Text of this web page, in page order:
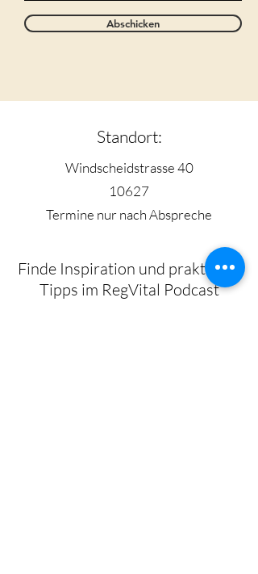
Abschicken
Standort:
Windscheidstrasse 40
10627
Termine nur nach Abspreche
Finde Inspiration und praktische
Tipps im RegVital Podcast